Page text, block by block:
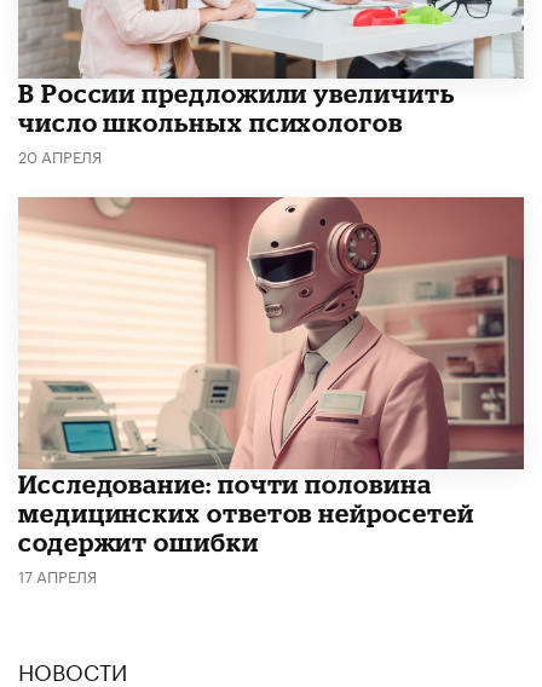
В России предложили увеличить
число школьных психологов
20 АПРЕЛЯ
Исследование: почти половина
медицинских ответов нейросетей
содержит ошибки
17 АПРЕЛЯ
НОВОСТИ